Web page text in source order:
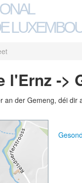
l'Ernz ->
an der Gemeng, déi